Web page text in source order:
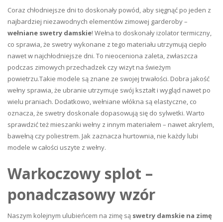
Coraz chłodniejsze dni to doskonały powód, aby sięgnąć po jeden z
najbardziej niezawodnych elementów zimowej garderoby –
wełniane swetry damskie! Wełna to doskonały izolator termiczny,
co sprawia, że swetry wykonane z tego materiału utrzymują ciepło
nawet w najchłodniejsze dni. To nieoceniona zaleta, zwłaszcza
podczas zimowych przechadzek czy wizyt na świeżym
powietrzu.Takie modele są znane ze swojej trwałości. Dobra jakość
wełny sprawia, że ubranie utrzymuje swój kształt i wygląd nawet po
wielu praniach. Dodatkowo, wełniane włókna są elastyczne, co
oznacza, że swetry doskonale dopasowują się do sylwetki. Warto
sprawdzić też mieszanki wełny z innym materiałem – nawet akrylem,
bawełną czy poliestrem. Jak zaznacza hurtownia, nie każdy lubi
modele w całości uszyte z wełny.
Warkoczowy splot –
ponadczasowy wzór
Naszym kolejnym ulubieńcem na zimę są swetry damskie na zimę